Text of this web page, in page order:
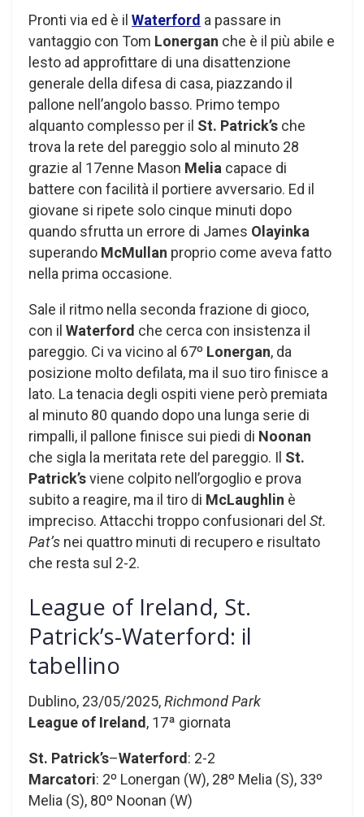
Pronti via ed è il Waterford a passare in
vantaggio con Tom Lonergan che è il più abile e
lesto ad approfittare di una disattenzione
generale della difesa di casa, piazzando il
pallone nell’angolo basso. Primo tempo
alquanto complesso per il St. Patrick’s che
trova la rete del pareggio solo al minuto 28
grazie al 17enne Mason Melia capace di
battere con facilità il portiere avversario. Ed il
giovane si ripete solo cinque minuti dopo
quando sfrutta un errore di James Olayinka
superando McMullan proprio come aveva fatto
nella prima occasione.
Sale il ritmo nella seconda frazione di gioco,
con il Waterford che cerca con insistenza il
pareggio. Ci va vicino al 67º Lonergan, da
posizione molto defilata, ma il suo tiro finisce a
lato. La tenacia degli ospiti viene però premiata
al minuto 80 quando dopo una lunga serie di
rimpalli, il pallone finisce sui piedi di Noonan
che sigla la meritata rete del pareggio. Il St.
Patrick’sviene colpito nell’orgoglio e prova
subito a reagire, ma il tiro di McLaughlin è
impreciso. Attacchi troppo confusionari del St.
Pat’s nei quattro minuti di recupero e risultato
che resta sul 2-2.
League of Ireland, St.
Patrick’s-Waterford: il
tabellino
Dublino, 23/05/2025,Richmond Park
League of Ireland, 17ª giornata
St. Patrick’s–Waterford: 2-2
Marcatori: 2º Lonergan (W), 28º Melia (S), 33º
Melia (S), 80º Noonan (W)